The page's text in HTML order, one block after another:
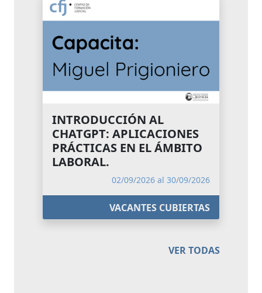
INTRODUCCIÓN AL
CHATGPT: APLICACIONES
PRÁCTICAS EN EL ÁMBITO
LABORAL.
02/09/2026 al 30/09/2026
VACANTES CUBIERTAS
VER TODAS